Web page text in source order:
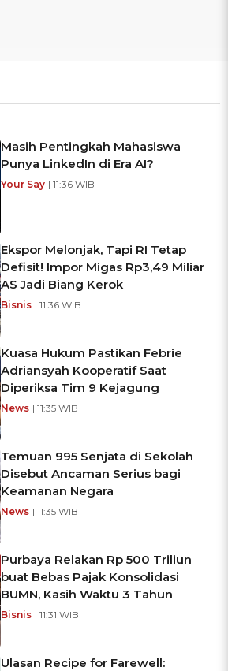
Masih Pentingkah Mahasiswa
Punya LinkedIn di Era AI?
Your Say | 11:36 WIB
Ekspor Melonjak, Tapi RI Tetap
Defisit! Impor Migas Rp3,49 Miliar
AS Jadi Biang Kerok
Bisnis | 11:36 WIB
Kuasa Hukum Pastikan Febrie
Adriansyah Kooperatif Saat
Diperiksa Tim 9 Kejagung
News | 11:35 WIB
Temuan 995 Senjata di Sekolah
Disebut Ancaman Serius bagi
Keamanan Negara
News | 11:35 WIB
Purbaya Relakan Rp 500 Triliun
buat Bebas Pajak Konsolidasi
BUMN, Kasih Waktu 3 Tahun
Bisnis | 11:31 WIB
Ulasan Recipe for Farewell: